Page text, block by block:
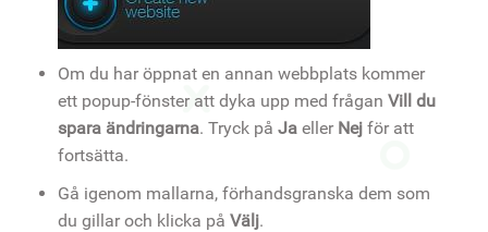
Om du har öppnat en annan webbplats kommer
ett popup-fönster att dyka upp med frågan Vill du
spara ändringarna. Tryck på Jaeller Nejför att
fortsätta.
Gå igenom mallarna, förhandsgranska dem som
du gillar och klicka på Välj.